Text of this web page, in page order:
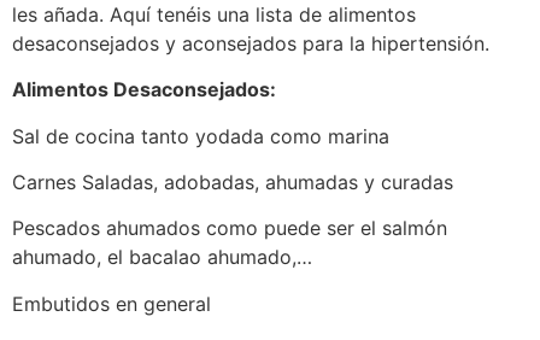
les añada. Aquí tenéis una lista de alimentos
desaconsejados y aconsejados para la hipertensión.
Alimentos Desaconsejados:
Sal de cocina tanto yodada como marina
Carnes Saladas, adobadas, ahumadas y curadas
Pescados ahumados como puede ser el salmón
ahumado, el bacalao ahumado,…
Embutidos en general